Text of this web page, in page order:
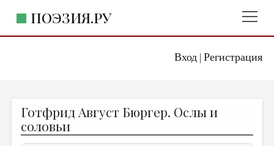
Вход| Регистрация
ПОЭЗИЯ.РУ
ЖАНРЫ
АВТОРЫ
Готфрид Август Бюргер. Ослы и
соловьи